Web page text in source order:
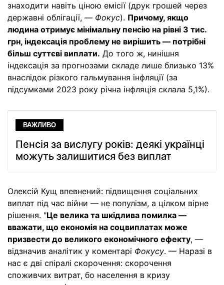
знаходити навіть ціною емісії (друк грошей через
державні облігації, — Фокус). Причому, якщо
людина отримує мінімальну пенсію на рівні 3 тис.
грн, індексація проблему не вирішить — потрібні
більш суттєві виплати. До того ж, нинішня
індексація за прогнозами складе лише близько 13%
внаслідок різкого гальмування інфляції (за
підсумками 2023 року річна інфляція склала 5,1%).
ВАЖЛИВО
Пенсія за вислугу років: деякі українці
можуть залишитися без виплат
Олексій Кущ впевнений: підвищення соціальних
виплат під час війни — не популізм, а цілком вірне
рішення. "Це велика та шкідлива помилка —
вважати, що економія на соцвиплатах може
призвести до великого економічного ефекту, —
відзначив аналітик у коментарі Фокусу. — Наразі в
нас є дві спіралі скорочення: скорочення
споживчих витрат, бо населення в кризу